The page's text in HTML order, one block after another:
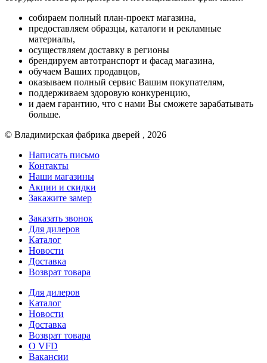
собираем полный план-проект магазина,
предоставляем образцы, каталоги и рекламные
материалы,
осуществляем доставку в регионы
брендируем автотранспорт и фасад магазина,
обучаем Ваших продавцов,
оказываем полный сервис Вашим покупателям,
поддерживаем здоровую конкуренцию,
и даем гарантию, что с нами Вы сможете зарабатывать
больше.
© Владимирская фабрика дверей , 2026
Написать письмо
Контакты
Наши магазины
Акции и скидки
Закажите замер
Заказать звонок
Для дилеров
Каталог
Новости
Доставка
Возврат товара
Для дилеров
Каталог
Новости
Доставка
Возврат товара
О VFD
Вакансии